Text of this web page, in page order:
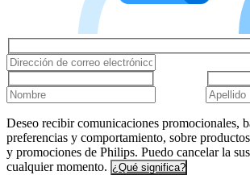
Deseo recibir comunicaciones promocionales,
preferencias y comportamiento, sobre
y promociones de Philips. Puedo cancelar la
cualquier momento. ¿Qué significa?